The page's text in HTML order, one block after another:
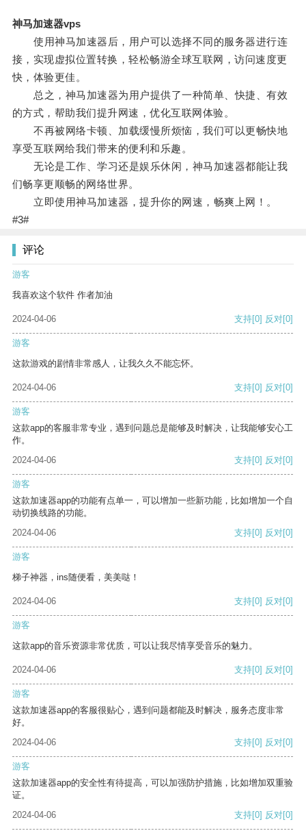
神马加速器vps
使用神马加速器后，用户可以选择不同的服务器进行连
接，实现虚拟位置转换，轻松畅游全球互联网，访问速度更
快，体验更佳。
总之，神马加速器为用户提供了一种简单、快捷、有效
的方式，帮助我们提升网速，优化互联网体验。
不再被网络卡顿、加载缓慢所烦恼，我们可以更畅快地
享受互联网给我们带来的便利和乐趣。
无论是工作、学习还是娱乐休闲，神马加速器都能让我
们畅享更顺畅的网络世界。
立即使用神马加速器，提升你的网速，畅爽上网！。
#3#
评论
游客
我喜欢这个软件 作者加油
2024-04-06 支持[0] 反对[0]
游客
这款游戏的剧情非常感人，让我久久不能忘怀。
2024-04-06 支持[0] 反对[0]
游客
这款app的客服非常专业，遇到问题总是能够及时解决，让我能够安心工
作。
2024-04-06
支持[0] 反对[0]
游客
这款加速器app的功能有点单一，可以增加一些新功能，比如增加一个自
动切换线路的功能。
2024-04-06
支持[0] 反对[0]
游客
梯子神器，ins随便看，美美哒！
2024-04-06 支持[0] 反对[0]
游客
这款app的音乐资源非常优质，可以让我尽情享受音乐的魅力。
2024-04-06 支持[0] 反对[0]
游客
这款加速器app的客服很贴心，遇到问题都能及时解决，服务态度非常
好。
2024-04-06
支持[0] 反对[0]
游客
这款加速器app的安全性有待提高，可以加强防护措施，比如增加双重验
证。
2024-04-06
支持[0] 反对[0]